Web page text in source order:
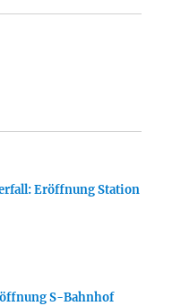
Eröffnung Station
S-Bahnhof